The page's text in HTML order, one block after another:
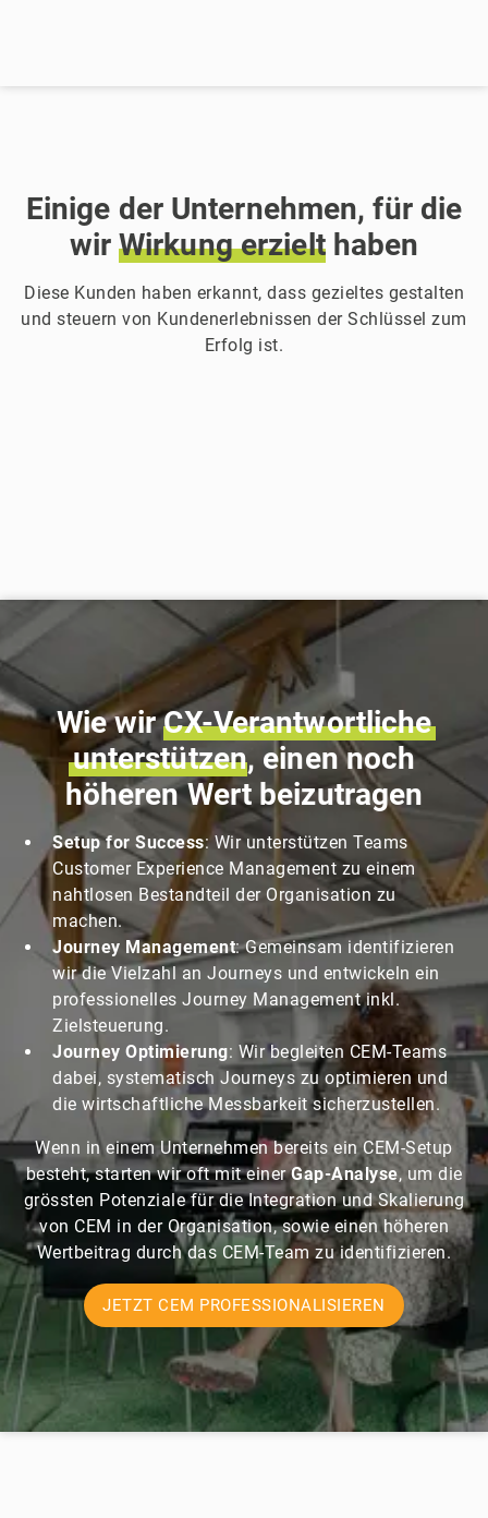
Einige der Unternehmen, für die
wirWirkung erzielthaben
Diese Kunden haben erkannt, dass gezieltes gestalten
und steuern von Kundenerlebnissen der Schlüssel zum
Erfolg ist.
Wie wirCX-Verantwortliche
unterstützen, einen noch
höheren Wert beizutragen
Setup for Success: Wir unterstützen Teams
Customer Experience Management zu einem
nahtlosen Bestandteil der Organisation zu
machen.
Journey Management: Gemeinsam identifizieren
wir die Vielzahl an Journeys und entwickeln ein
professionelles Journey Management inkl.
Zielsteuerung.
Journey Optimierung: Wir begleiten CEM-Teams
dabei, systematisch Journeys zu optimieren und
die wirtschaftliche Messbarkeit sicherzustellen.
Wenn in einem Unternehmen bereits ein CEM-Setup
besteht, starten wir oft mit einerGap-Analyse, um die
grössten Potenziale für die Integration und Skalierung
von CEM in der Organisation, sowie einen höheren
Wertbeitrag durch das CEM-Team zu identifizieren.
JETZT CEM PROFESSIONALISIEREN